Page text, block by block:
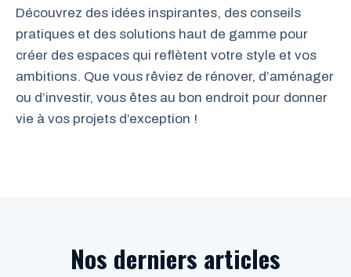
Découvrez des idées inspirantes, des conseils
pratiques et des solutions haut de gamme pour
créer des espaces qui reflètent votre style et vos
ambitions. Que vous rêviez de rénover, d’aménager
ou d’investir, vous êtes au bon endroit pour donner
vie à vos projets d’exception !
Nos derniers articles